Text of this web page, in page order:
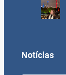
Notícias